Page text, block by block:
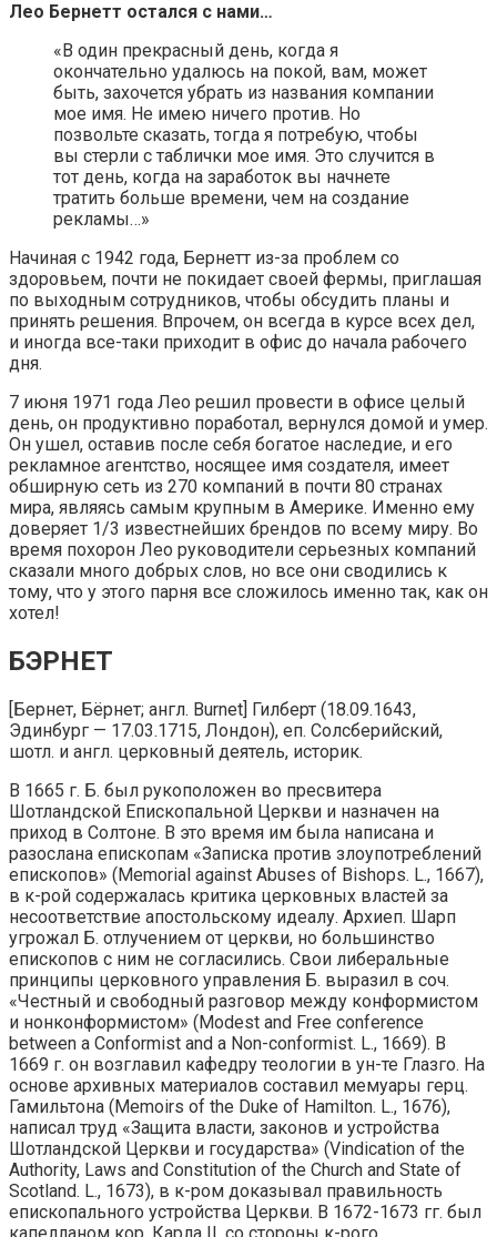
Лео Бернетт остался с нами…
«В один прекрасный день, когда я
окончательно удалюсь на покой, вам, может
быть, захочется убрать из названия компании
мое имя. Не имею ничего против. Но
позвольте сказать, тогда я потребую, чтобы
вы стерли с таблички мое имя. Это случится в
тот день, когда на заработок вы начнете
тратить больше времени, чем на создание
рекламы…»
Начиная с 1942 года, Бернетт из-за проблем со
здоровьем, почти не покидает своей фермы, приглашая
по выходным сотрудников, чтобы обсудить планы и
принять решения. Впрочем, он всегда в курсе всех дел,
и иногда все-таки приходит в офис до начала рабочего
дня.
7 июня 1971 года Лео решил провести в офисе целый
день, он продуктивно поработал, вернулся домой и умер.
Он ушел, оставив после себя богатое наследие, и его
рекламное агентство, носящее имя создателя, имеет
обширную сеть из 270 компаний в почти 80 странах
мира, являясь самым крупным в Америке. Именно ему
доверяет 1/3 известнейших брендов по всему миру. Во
время похорон Лео руководители серьезных компаний
сказали много добрых слов, но все они сводились к
тому, что у этого парня все сложилось именно так, как он
хотел!
БЭРНЕТ
[Бернет, Бёрнет; англ. Burnet] Гилберт (18.09.1643,
Эдинбург — 17.03.1715, Лондон), еп. Солсберийский,
шотл. и англ. церковный деятель, историк.
В 1665 г. Б. был рукоположен во пресвитера
Шотландской Епископальной Церкви и назначен на
приход в Солтоне. В это время им была написана и
разослана епископам «Записка против злоупотреблений
епископов» (Memorial against Abuses of Bishops. L., 1667),
в к-рой содержалась критика церковных властей за
несоответствие апостольскому идеалу. Архиеп. Шарп
угрожал Б. отлучением от церкви, но большинство
епископов с ним не согласились. Свои либеральные
принципы церковного управления Б. выразил в соч.
«Честный и свободный разговор между конформистом
и нонконформистом» (Modest and Free conference
between a Conformist and a Non-conformist. L., 1669). В
1669 г. он возглавил кафедру теологии в ун-те Глазго. На
основе архивных материалов составил мемуары герц.
Гамильтона (Memoirs of the Duke of Hamilton. L., 1676),
написал труд «Защита власти, законов и устройства
Шотландской Церкви и государства» (Vindication of the
Authority, Laws and Constitution of the Church and State of
Scotland. L., 1673), в к-ром доказывал правильность
епископального устройства Церкви. В 1672-1673 гг. был